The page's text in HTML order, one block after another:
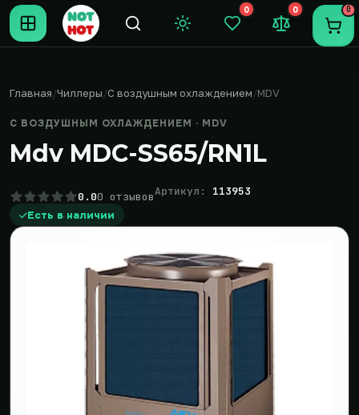
Темная тема
0
Закладки (0)
0
Сравнение
0
Главная Чиллеры С воздушным охлаждением MDV
С ВОЗДУШНЫМ ОХЛАЖДЕНИЕМ · MDV
Mdv MDC-SS65/RN1L
0.00 отзывовАртикул: 113953
Есть в наличии